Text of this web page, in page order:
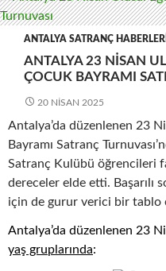
ANTALYA SATRANÇ HABERLERI
ANTALYA 23 NISAN
ÇOCUK BAYRAMI
20 NISAN 2025
Antalya’da düzenlenen 23
Bayramı Satranç
Satranç Kulübü öğrencileri
dereceler elde etti. Başarılı
için de gurur verici bir tablo
Antalya’da düzenlenen 23
yaş gruplarında: